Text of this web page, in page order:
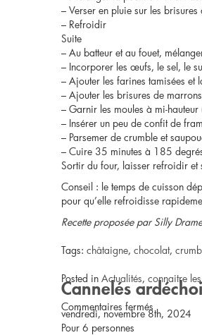
– Verser en pluie sur les
– Refroidir
Suite
– Au batteur et au fouet,
– Incorporer les œufs, le sel, le
– Ajouter les farines tamisées et
– Ajouter les brisures de
– Garnir les moules à mi-
– Insérer un peu de confit de
– Parsemer de crumble et
– Cuire 35 minutes à 185
Sortir du four, laisser refroidir et
Conseil : le temps de cuisson
pour qu’elle refroidisse
Recette proposée par Silly
Tags: châtaigne, chocolat,
Posted in Actualités, connaitre
Commentaires fermés sur
Cannelés
vendredi, novembre 8th, 2024
Pour 6 personnes